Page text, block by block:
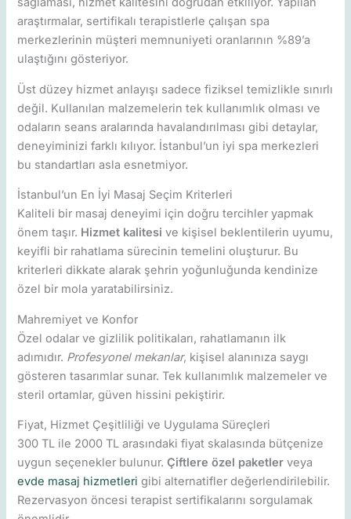
araştırmalar, sertifikalı terapistlerle çalışan spa
merkezlerinin müşteri memnuniyeti oranlarının %89’a
ulaştığını gösteriyor.
Üst düzey hizmet anlayışı sadece fiziksel temizlikle sınırlı
değil. Kullanılan malzemelerin tek kullanımlık olması ve
odaların seans aralarında havalandırılması gibi detaylar,
deneyiminizi farklı kılıyor. İstanbul’un iyi spa merkezleri
bu standartları asla esnetmiyor.
İstanbul’un En İyi Masaj Seçim Kriterleri
Kaliteli bir masaj deneyimi için doğru tercihler yapmak
önem taşır. Hizmet kalitesi ve kişisel beklentilerin uyumu,
keyifli bir rahatlama sürecinin temelini oluşturur. Bu
kriterleri dikkate alarak şehrin yoğunluğunda kendinize
özel bir mola yaratabilirsiniz.
Mahremiyet ve Konfor
Özel odalar ve gizlilik politikaları, rahatlamanın ilk
adımıdır. Profesyonel mekanlar, kişisel alanınıza saygı
gösteren tasarımlar sunar. Tek kullanımlık malzemeler ve
steril ortamlar, güven hissini pekiştirir.
Fiyat, Hizmet Çeşitliliği ve Uygulama Süreçleri
300 TL ile 2000 TL arasındaki fiyat skalasında bütçenize
uygun seçenekler bulunur.Çiftlere özel paketler veya
evde masaj hizmetleri gibi alternatifler değerlendirilebilir.
Rezervasyon öncesi terapist sertifikalarını sorgulamak